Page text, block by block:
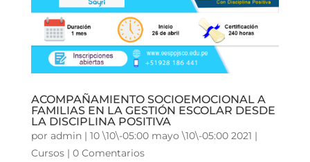
ACOMPAÑAMIENTO SOCIOEMOCIONAL A
FAMILIAS EN LA GESTIÓN ESCOLAR DESDE
LA DISCIPLINA POSITIVA
por admin| 10 \10\-05:00 mayo \10\-05:00 2021 |
Cursos| 0 Comentarios